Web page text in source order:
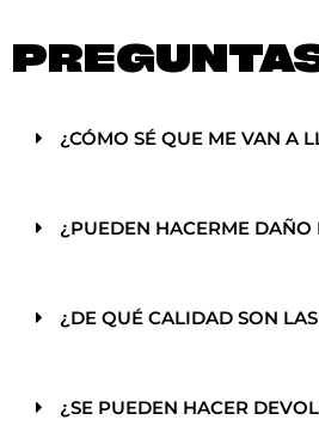
¿CÓMO SÉ QUE ME VAN A
¿PUEDEN HACERME DAÑO
¿DE QUÉ CALIDAD SON
¿SE PUEDEN HACER